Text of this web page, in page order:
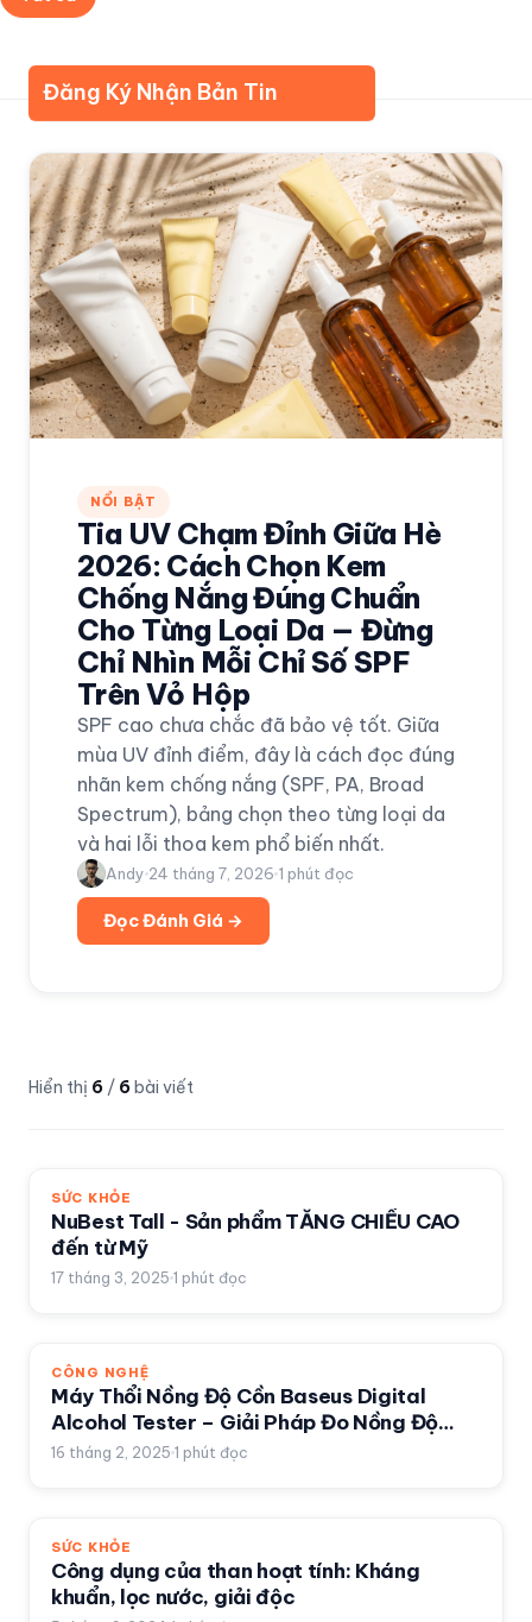
Đăng Ký Nhận Bản Tin
NỔI BẬT
Tia UV Chạm Đỉnh Giữa Hè
2026: Cách Chọn Kem
Chống Nắng Đúng Chuẩn
Cho Từng Loại Da — Đừng
Chỉ Nhìn Mỗi Chỉ Số SPF
Trên Vỏ Hộp
SPF cao chưa chắc đã bảo vệ tốt. Giữa
mùa UV đỉnh điểm, đây là cách đọc đúng
nhãn kem chống nắng (SPF, PA, Broad
Spectrum), bảng chọn theo từng loại da
và hai lỗi thoa kem phổ biến nhất.
Andy 24 tháng 7, 2026 1 phút đọc
Đọc Đánh Giá →
Hiển thị 6 / 6 bài viết
SỨC KHỎE
NuBest Tall - Sản phẩm TĂNG CHIỀU CAO
đến từ Mỹ
17 tháng 3, 2025 1 phút đọc
CÔNG NGHỆ
Máy Thổi Nồng Độ Cồn Baseus Digital
Alcohol Tester – Giải Pháp Đo Nồng Độ
Rượu Bia Chính Xác
16 tháng 2, 2025 1 phút đọc
SỨC KHỎE
Công dụng của than hoạt tính: Kháng
khuẩn, lọc nước, giải độc